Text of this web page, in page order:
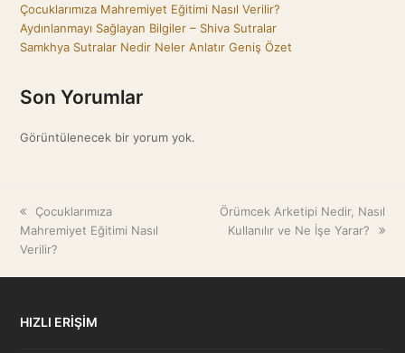
Çocuklarımıza Mahremiyet Eğitimi Nasıl Verilir?
Aydınlanmayı Sağlayan Bilgiler – Shiva Sutralar
Samkhya Sutralar Nedir Neler Anlatır Geniş Özet
Son Yorumlar
Görüntülenecek bir yorum yok.
previous
post:
Çocuklarımıza
Mahremiyet Eğitimi Nasıl
Verilir?
next
post:
Örümcek Arketipi Nedir, Nasıl
Kullanılır ve Ne İşe Yarar?
HIZLI ERİŞİM